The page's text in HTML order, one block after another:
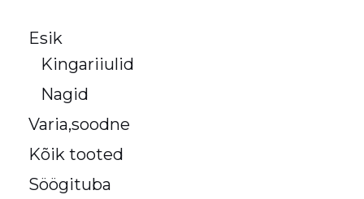
Esik
Kingariiulid
Nagid
Varia,soodne
Kõik tooted
Söögituba